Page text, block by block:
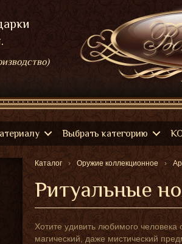
Выбрать категорию
Каталог Оружие коллекционное
Ритуальные
Хотите удивить любимого
магический, даже мистический